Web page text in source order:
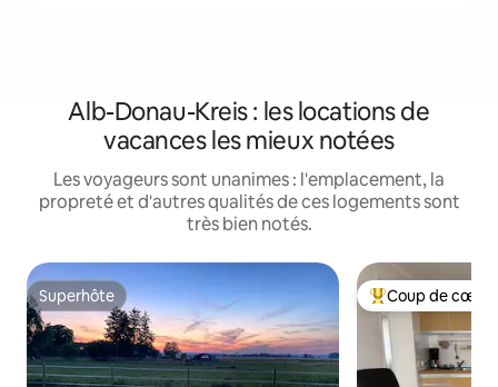
Alb-Donau-Kreis : les locations de
vacances les mieux notées
Les voyageurs sont unanimes : l'emplacement, la
propreté et d'autres qualités de ces logements sont
très bien notés.
Superhôte
Superhôte Coup de cœur
Coup de cœur